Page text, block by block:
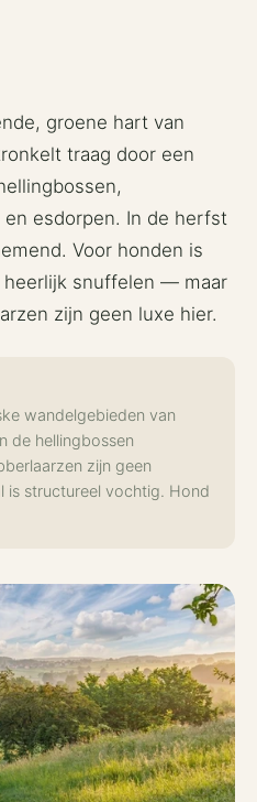
groene hart van
traag door een
esdorpen. In de herfst
Voor honden is
snuffelen — maar
zijn geen luxe hier.
wandelgebieden van
de hellingbossen
zijn geen
structureel vochtig. Hond